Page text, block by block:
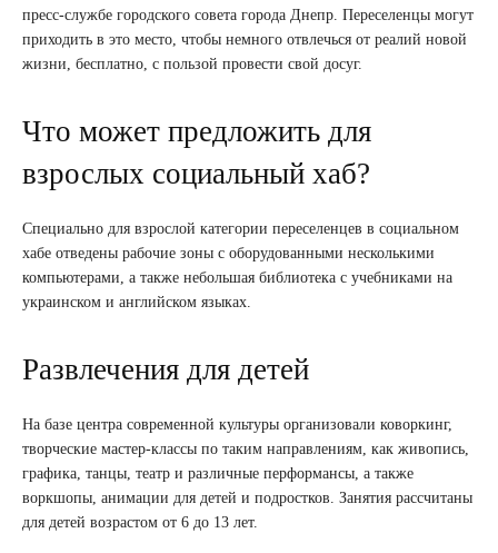
пресс-службе городского совета города Днепр. Переселенцы могут
приходить в это место, чтобы немного отвлечься от реалий новой
жизни, бесплатно, с пользой провести свой досуг.
Что может предложить для
взрослых социальный хаб?
Специально для взрослой категории переселенцев в социальном
хабе отведены рабочие зоны с оборудованными несколькими
компьютерами, а также небольшая библиотека с учебниками на
украинском и английском языках.
Развлечения для детей
На базе центра современной культуры организовали коворкинг,
творческие мастер-классы по таким направлениям, как живопись,
графика, танцы, театр и различные перформансы, а также
воркшопы, анимации для детей и подростков. Занятия рассчитаны
для детей возрастом от 6 до 13 лет.